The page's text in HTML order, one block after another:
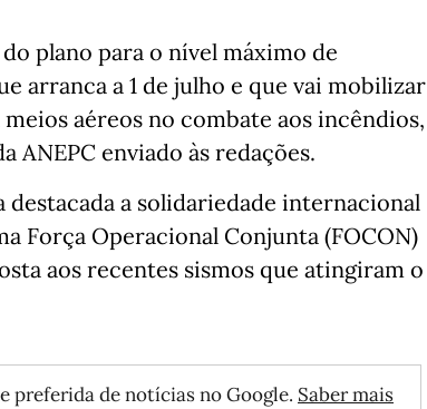
plano para o nível máximo de
arranca a 1 de julho e que vai mobilizar
meios aéreos no combate aos incêndios,
ANEPC enviado às redações.
a solidariedade internacional
Força Operacional Conjunta (FOCON)
aos recentes sismos que atingiram o
preferida de notícias no Google. Saber mais